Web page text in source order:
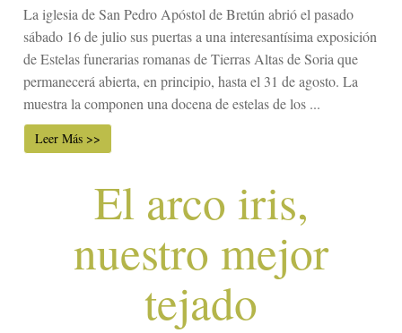
La iglesia de San Pedro Apóstol de Bretún abrió el pasado
sábado 16 de julio sus puertas a una interesantísima exposición
de Estelas funerarias romanas de Tierras Altas de Soria que
permanecerá abierta, en principio, hasta el 31 de agosto. La
muestra la componen una docena de estelas de los ...
Leer Más >>
El arco iris,
nuestro mejor
tejado